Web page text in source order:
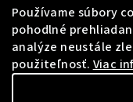
Používame súbory
pohodlné
analýze neustále
použiteľnosť. Viac